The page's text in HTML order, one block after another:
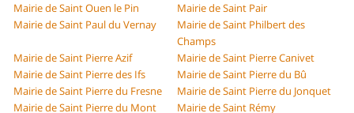
Mairie de Saint Ouen le Pin
Mairie de Saint Pair
Mairie de Saint Paul du Vernay
Mairie de Saint Philbert des
Champs
Mairie de Saint Pierre Azif
Mairie de Saint Pierre Canivet
Mairie de Saint Pierre des Ifs
Mairie de Saint Pierre du Bû
Mairie de Saint Pierre du Fresne
Mairie de Saint Pierre du Jonquet
Mairie de Saint Pierre du Mont
Mairie de Saint Rémy